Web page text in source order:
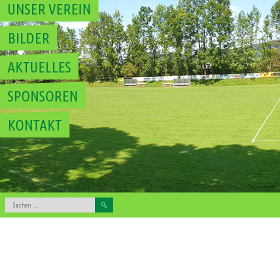
UNSER VEREIN
BILDER
AKTUELLES
SPONSOREN
KONTAKT